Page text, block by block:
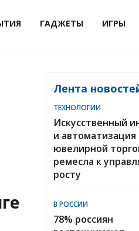
ГАДЖЕТЫ ИГРЫ
Лента
ТЕХНОЛОГИИ
Искусственный
и автоматизация
ювелирной
ремесла к
росту
В РОССИИ
78% россиян